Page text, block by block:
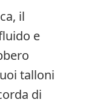
il
e
talloni
di